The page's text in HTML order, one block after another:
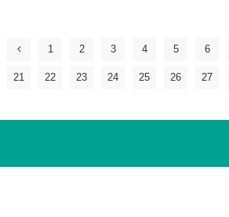
1 2 3 4 5 6
21 22 23 24 25 26 27